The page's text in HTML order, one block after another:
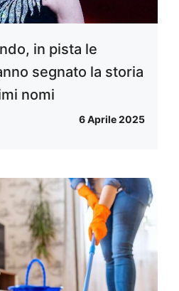
in pista le
segnato la storia
nomi
6 Aprile 2025